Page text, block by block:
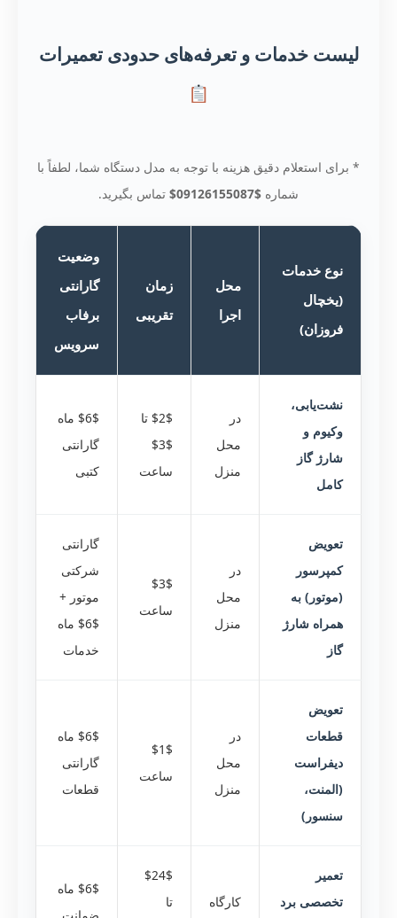
لیست خدمات و تعرفه‌های حدودی تعمیرات
* برای استعلام دقیق هزینه با توجه به مدل دستگاه شما، لطفاً با
شماره $09126155087$ تماس بگیرید.
نوع خدمات
(یخچال
فروزان)
محل
اجرا
زمان
تقریبی
وضعیت
گارانتی
برفاب
سرویس
نشت‌یابی،
وکیوم و
شارژ گاز
کامل
در
محل
منزل
$2$ تا
$3$
ساعت
$6$ ماه
گارانتی
کتبی
تعویض
کمپرسور
(موتور) به
همراه شارژ
گاز
در
محل
منزل
$3$
ساعت
گارانتی
شرکتی
موتور +
$6$ ماه
خدمات
تعویض
قطعات
دیفراست
(المنت،
سنسور)
در
محل
منزل
$1$
ساعت
$6$ ماه
گارانتی
قطعات
تعمیر
تخصصی برد
کارگاه
$24$
تا
$6$ ماه
ضمانت